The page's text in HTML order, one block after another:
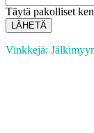
Täytä pakolliset
LÄHETÄ
Vinkkejä: